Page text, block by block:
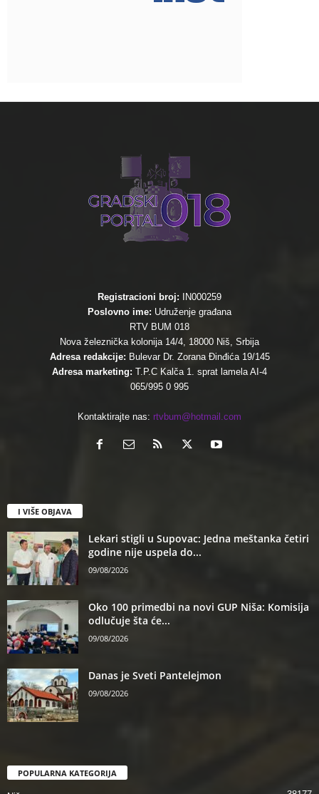
Registracioni broj:
IN000259
Poslovno ime: Udruženje građana
RTV BUM 018
Nova železnička kolonija 14/4, 18000 Niš, Srbija
Adresa redakcije: Bulevar Dr. Zorana Đinđića 19/145
Adresa marketing: T.P.C Kalča 1. sprat lamela AI-4
065/995 0 995
Kontaktirajte nas: rtvbum@hotmail.com
I VIŠE OBJAVA
Lekari stigli u Supovac: Jedna meštanka četiri
godine nije uspela do...
09/08/2026
Oko 100 primedbi na novi GUP Niša: Komisija
odlučuje šta će...
09/08/2026
Danas je Sveti Pantelejmon
09/08/2026
POPULARNA KATEGORIJA